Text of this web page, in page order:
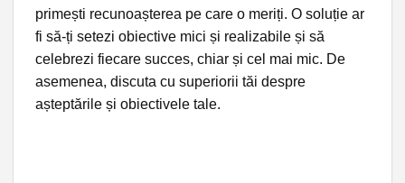
primești recunoașterea pe care o meriți. O soluție ar
fi să-ți setezi obiective mici și realizabile și să
celebrezi fiecare succes, chiar și cel mai mic. De
asemenea, discuta cu superiorii tăi despre
așteptările și obiectivele tale.